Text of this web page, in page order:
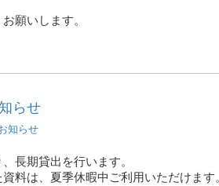
願いします。
らせ
知らせ
長期貸出を行います。
料は、 夏季休暇中ご利用いただけます。